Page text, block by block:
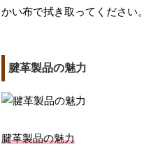
かい布で拭き取ってください。
腱革製品の魅力
腱革製品の魅力